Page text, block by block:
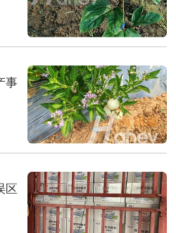
事
区